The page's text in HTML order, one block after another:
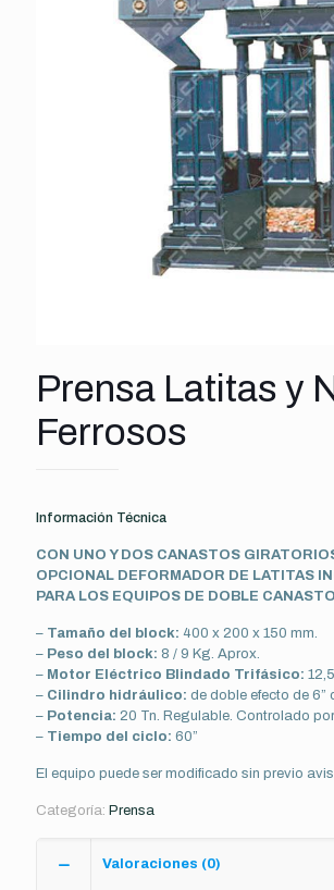
Prensa Latitas y
Ferrosos
Información Técnica
CON UNO Y DOS CANASTOS
OPCIONAL DEFORMADOR DE LATITAS
PARA LOS EQUIPOS DE DOBLE
– Tamaño del block: 400 x 200 x 150 mm.
– Peso del block: 8 / 9 Kg. Aprox.
– Motor Eléctrico Blindado Trifásico:
– Cilindro hidráulico: de doble efecto de 6”
– Potencia: 20 Tn. Regulable. Controlado
– Tiempo del ciclo: 60”
El equipo puede ser modificado sin previo
Categoría: Prensa
Valoraciones (0)